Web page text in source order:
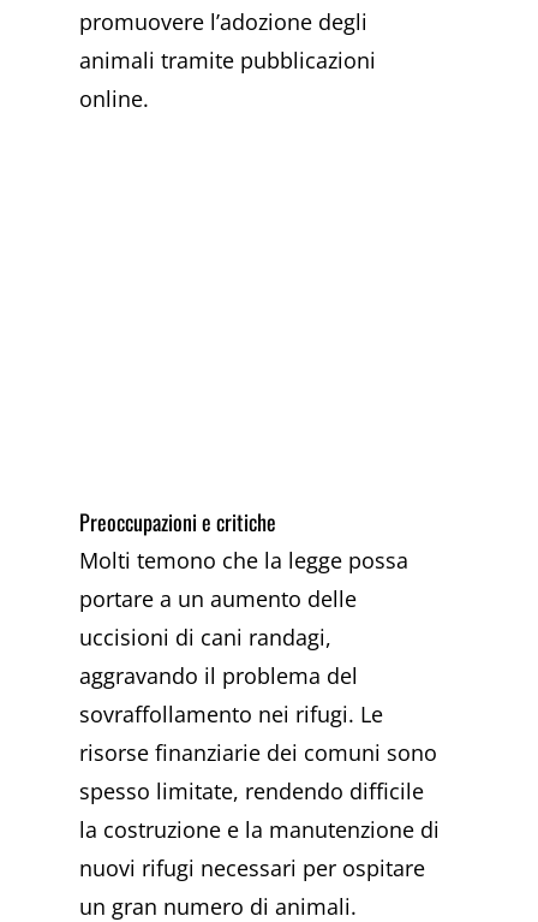
promuovere l’adozione degli
animali tramite pubblicazioni
online.
Preoccupazioni e critiche
Molti temono che la legge possa
portare a un aumento delle
uccisioni di cani randagi,
aggravando il problema del
sovraffollamento nei rifugi. Le
risorse finanziarie dei comuni sono
spesso limitate, rendendo difficile
la costruzione e la manutenzione di
nuovi rifugi necessari per ospitare
un gran numero di animali.